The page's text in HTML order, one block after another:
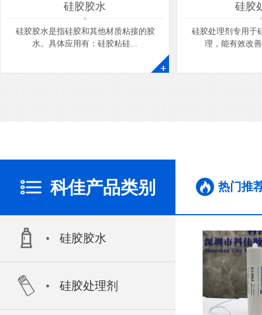
硅胶胶水
硅胶胶水是指硅胶和其他材质粘接的胶
水。具体应用有：硅胶粘硅...
硅胶
硅胶处理剂专用于
理，能有效改
科佳产品类别
硅胶胶水
硅胶处理剂
热门推